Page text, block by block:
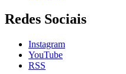
Redes Sociais
Instagram
YouTube
RSS